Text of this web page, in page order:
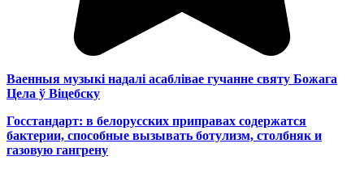
Ваенныя музыкі надалі асаблівае гучанне святу Божага
Цела ў Віцебску
Госстандарт: в белорусских приправах содержатся
бактерии, способные вызывать ботулизм, столбняк и
газовую гангрену